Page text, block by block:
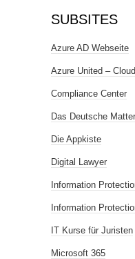
SUBSITES
Azure AD Webseite
Azure United –
Compliance Center
Das Deutsche
Die Appkiste
Digital Lawyer
Information
Information
IT Kurse für Juristen
Microsoft 365